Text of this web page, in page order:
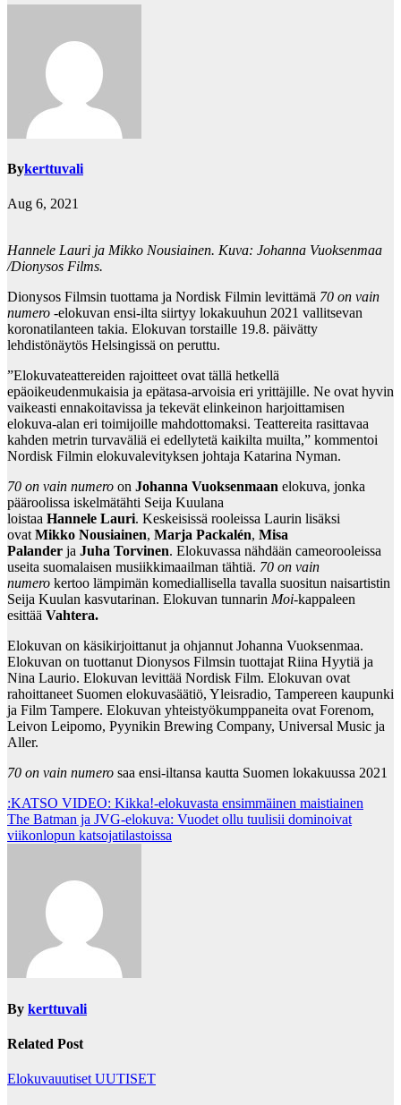
Bykerttuvali
Aug 6, 2021
Hannele Lauri ja Mikko Nousiainen. Kuva: Johanna Vuoksenmaa
/Dionysos Films.
Dionysos Filmsin tuottama ja Nordisk Filmin levittämä 70 on vain
numero -elokuvan ensi-ilta siirtyy lokakuuhun 2021 vallitsevan
koronatilanteen takia. Elokuvan torstaille 19.8. päivätty
lehdistönäytös Helsingissä on peruttu.
”Elokuvateattereiden rajoitteet ovat tällä hetkellä
epäoikeudenmukaisia ja epätasa-arvoisia eri yrittäjille. Ne ovat hyvin
vaikeasti ennakoitavissa ja tekevät elinkeinon harjoittamisen
elokuva-alan eri toimijoille mahdottomaksi. Teattereita rasittavaa
kahden metrin turvaväliä ei edellytetä kaikilta muilta,” kommentoi
Nordisk Filmin elokuvalevityksen johtaja Katarina Nyman.
70 on vain numero on Johanna Vuoksenmaan elokuva, jonka
pääroolissa iskelmätähti Seija Kuulana
loistaa Hannele Lauri. Keskeisissä rooleissa Laurin lisäksi
ovatMikko Nousiainen, Marja Packalén, Misa
Palander ja Juha Torvinen. Elokuvassa nähdään cameorooleissa
useita suomalaisen musiikkimaailman tähtiä. 70 on vain
numero kertoo lämpimän komediallisella tavalla suositun naisartistin
Seija Kuulan kasvutarinan. Elokuvan tunnarin Moi-kappaleen
esittää Vahtera.
Elokuvan on käsikirjoittanut ja ohjannut Johanna Vuoksenmaa.
Elokuvan on tuottanut Dionysos Filmsin tuottajat Riina Hyytiä ja
Nina Laurio. Elokuvan levittää Nordisk Film. Elokuvan ovat
rahoittaneet Suomen elokuvasäätiö, Yleisradio, Tampereen kaupunki
ja Film Tampere. Elokuvan yhteistyökumppaneita ovat Forenom,
Leivon Leipomo, Pyynikin Brewing Company, Universal Music ja
Aller.
70 on vain numero saa ensi-iltansa kautta Suomen lokakuussa 2021
Post
navigation
:KATSO VIDEO: Kikka!-elokuvasta ensimmäinen maistiainen
The Batman ja JVG-elokuva: Vuodet ollu tuulisii dominoivat
viikonlopun katsojatilastoissa
By kerttuvali
Related Post
Elokuvauutiset UUTISET